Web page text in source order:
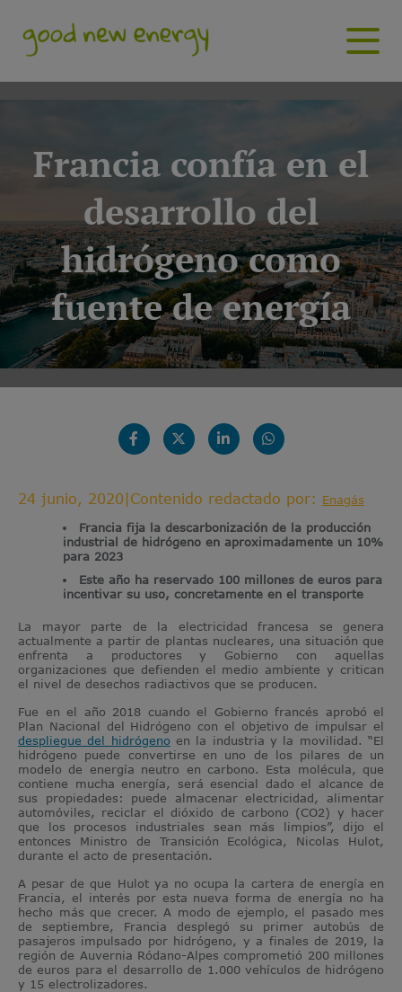
Francia confía en el
desarrollo del
hidrógeno como
fuente de energía
24 junio, 2020 Contenido redactado por: Enagás
Francia fija la descarbonización de la producción
industrial de hidrógeno en aproximadamente un 10%
para 2023
Este año ha reservado 100 millones de euros para
incentivar su uso, concretamente en el transporte
La mayor parte de la electricidad francesa se genera
actualmente a partir de plantas nucleares, una situación que
enfrenta a productores y Gobierno con aquellas
organizaciones que defienden el medio ambiente y critican
el nivel de desechos radiactivos que se producen.
Fue en el año 2018 cuando el Gobierno francés aprobó el
Plan Nacional del Hidrógeno con el objetivo de impulsar el
despliegue del hidrógeno en la industria y la movilidad. “El
hidrógeno puede convertirse en uno de los pilares de un
modelo de energía neutro en carbono. Esta molécula, que
contiene mucha energía, será esencial dado el alcance de
sus propiedades: puede almacenar electricidad, alimentar
automóviles, reciclar el dióxido de carbono (CO2) y hacer
que los procesos industriales sean más limpios”, dijo el
entonces Ministro de Transición Ecológica, Nicolas Hulot,
durante el acto de presentación.
A pesar de que Hulot ya no ocupa la cartera de energía en
Francia, el interés por esta nueva forma de energía no ha
hecho más que crecer. A modo de ejemplo, el pasado mes
de septiembre, Francia desplegó su primer autobús de
pasajeros impulsado por hidrógeno, y a finales de 2019, la
región de Auvernia Ródano-Alpes comprometió 200 millones
de euros para el desarrollo de 1.000 vehículos de hidrógeno
y 15 electrolizadores.